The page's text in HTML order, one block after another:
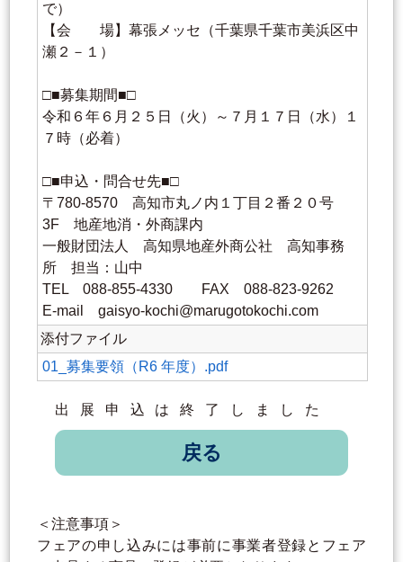
で）
【会 場】幕張メッセ（千葉県千葉市美浜区中
瀬２－１）
□■募集期間■□
令和６年６月２５日（火）～７月１７日（水）１
７時（必着）
□■申込・問合せ先■□
〒780-8570 高知市丸ノ内１丁目２番２０号
3F 地産地消・外商課内
一般財団法人 高知県地産外商公社 高知事務
所 担当：山中
TEL 088-855-4330 FAX 088-823-9262
E-mail gaisyo-kochi@marugotokochi.com
添付ファイル
01_募集要領（R6 年度）.pdf
出展申込は終了しました
戻る
＜注意事項＞
フェアの申し込みには事前に事業者登録とフェア